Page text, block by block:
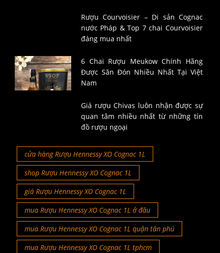
Rượu Courvoisier – Di sản Cognac
nước Pháp & Top 7 chai Courvoisier
đáng mua nhất
6 Chai Rượu Meukow Chính Hãng
Được Săn Đón Nhiều Nhất Tại Việt
Nam
Giá rượu Chivas luôn nhận được sự
quan tâm nhiều nhất từ những tín
đồ rượu ngoại
cửa hàng Rượu Hennessy XO Cognac 1L
shop Rượu Hennessy XO Cognac 1L
giá Rượu Hennessy XO Cognac 1L
mua Rượu Hennessy XO Cognac 1L ở đâu
mua Rượu Hennessy XO Cognac 1L quận tân phú
mua Rượu Hennessy XO Cognac 1L tphcm